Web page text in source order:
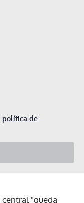
política de
"queda